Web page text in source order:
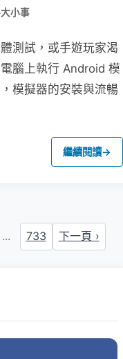
小事
測試，或手遊玩家渴
腦上執行 Android 模
模擬器的安裝與流暢
繼續閱讀→
... 733 下一頁 ›